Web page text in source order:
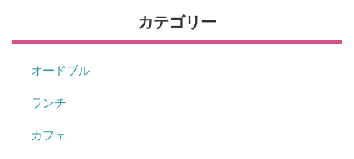
カテゴリー
オードブル
ランチ
カフェ